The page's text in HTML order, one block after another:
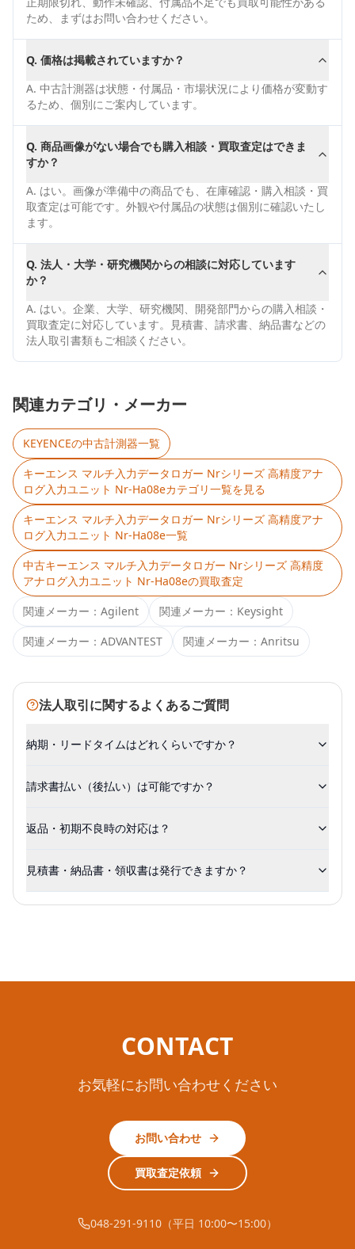
ため、まずはお問い合わせください。
Q. 価格は掲載されていますか？
A. 中古計測器は状態・付属品・市場状況により価格が変動す
るため、個別にご案内しています。
Q. 商品画像がない場合でも購入相談・買取査定はできま
すか？
A. はい。画像が準備中の商品でも、在庫確認・購入相談・買
取査定は可能です。外観や付属品の状態は個別に確認いたし
ます。
Q. 法人・大学・研究機関からの相談に対応しています
か？
A. はい。企業、大学、研究機関、開発部門からの購入相談・
買取査定に対応しています。見積書、請求書、納品書などの
法人取引書類もご相談ください。
関連カテゴリ・メーカー
KEYENCEの中古計測器一覧
キーエンス マルチ入力データロガー Nrシリーズ 高精度アナ
ログ入力ユニット Nr-Ha08eカテゴリ一覧を見る
キーエンス マルチ入力データロガー Nrシリーズ 高精度アナ
ログ入力ユニット Nr-Ha08e一覧
中古キーエンス マルチ入力データロガー Nrシリーズ 高精度
アナログ入力ユニット Nr-Ha08eの買取査定
関連メーカー： Agilent 関連メーカー： Keysight
関連メーカー： ADVANTEST 関連メーカー： Anritsu
法人取引に関するよくあるご質問
納期・リードタイムはどれくらいですか？
請求書払い（後払い）は可能ですか？
返品・初期不良時の対応は？
見積書・納品書・領収書は発行できますか？
CONTACT
お気軽にお問い合わせください
お問い合わせ
買取査定依頼
048-291-9110（平日 10:00〜15:00）